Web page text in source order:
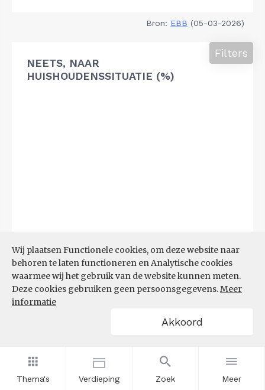
Thema's Verdieping Zoek Meer
Wij plaatsen Functionele cookies, om deze website naar
behoren te laten functioneren en Analytische cookies
waarmee wij het gebruik van de website kunnen meten.
Deze cookies gebruiken geen persoonsgegevens.Meer
informatie
Akkoord
Bron: EBB (05-03-2026)
NEETS, NAAR
HUISHOUDENSSITUATIE (%)
Filters